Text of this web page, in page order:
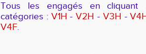
Tous les engagés en cliquant
catégories : V1H -V2H - V3H -
V4F.